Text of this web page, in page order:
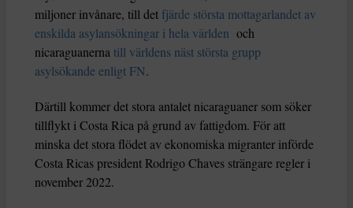
miljoner invånare, till det fjärde största mottagarlandet av
enskilda asylansökningar i hela världen och
nicaraguanerna till världens näst största grupp
asylsökande enligt FN.
Därtill kommer det stora antalet nicaraguaner som söker
tillflykt i Costa Rica på grund av fattigdom. För att
minska det stora flödet av ekonomiska migranter införde
Costa Ricas president Rodrigo Chaves strängare regler i
november 2022.